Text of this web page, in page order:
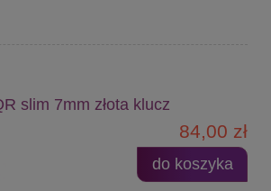
slim 7mm złota klucz
84,00 zł
do koszyka